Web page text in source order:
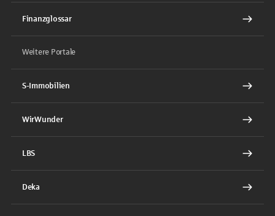
Finanzglossar
Weitere Portale
S-Immobilien
WirWunder
LBS
Deka